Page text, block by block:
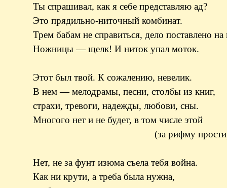
Ты спрашивал, как я себе представляю ад?
Это прядильно-ниточный комбинат.
Трем бабам не справиться, дело поставлено на
Ножницы — щелк! И ниток упал моток.
Этот был твой. К сожалению, невелик.
В нем — мелодрамы, песни, столбы из книг,
страхи, тревоги, надежды, любови, сны.
Многого нет и не будет, в том числе этой
(за рифму прости)
Нет, не за фунт изюма съела тебя война.
Как ни крути, а треба была нужна,